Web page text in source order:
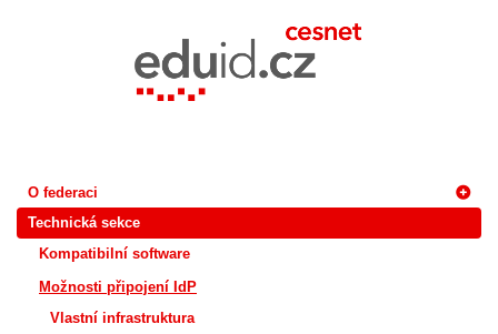
O federaci
Technická sekce
Kompatibilní software
Možnosti připojení IdP
Vlastní infrastruktura